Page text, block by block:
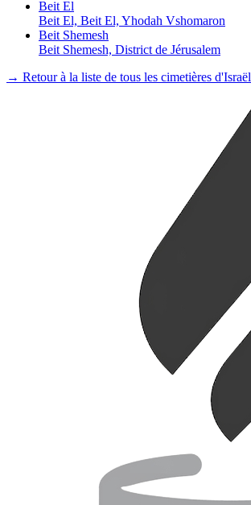
Beit El
Beit El, Beit El, Yhodah Vshomaron
Beit Shemesh
Beit Shemesh, District de Jérusalem
→ Retour à la liste de tous les cimetières d'Israël